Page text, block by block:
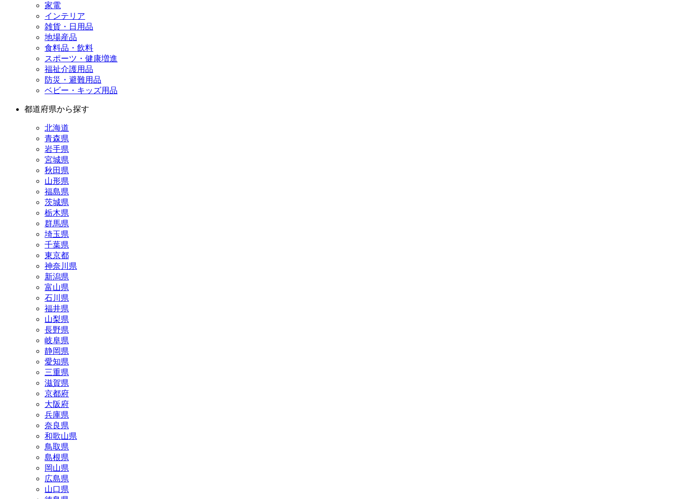
家電
インテリア
雑貨・日用品
地場産品
食料品・飲料
スポーツ・健康増進
福祉介護用品
防災・避難用品
ベビー・キッズ用品
都道府県から探す
北海道
青森県
岩手県
宮城県
秋田県
山形県
福島県
茨城県
栃木県
群馬県
埼玉県
千葉県
東京都
神奈川県
新潟県
富山県
石川県
福井県
山梨県
長野県
岐阜県
静岡県
愛知県
三重県
滋賀県
京都府
大阪府
兵庫県
奈良県
和歌山県
鳥取県
島根県
岡山県
広島県
山口県